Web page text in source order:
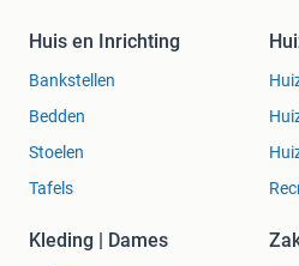
Huis en Inrichting
Bankstellen
Bedden
Stoelen
Tafels
Kleding | Dames